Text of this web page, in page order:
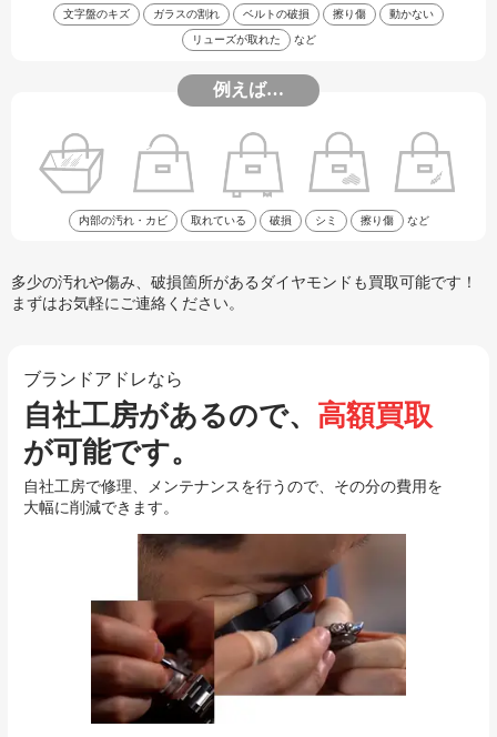
文字盤のキズ ガラスの割れ ベルトの破損 擦り傷 動かない
リューズが取れた など
例えば…
内部の汚れ・カビ 取れている 破損 シミ 擦り傷 など
多少の汚れや傷み、破損箇所があるダイヤモンドも買取可能です！
まずはお気軽にご連絡ください。
ブランドアドレなら
自社工房があるので、 高額買取
が可能です。
自社工房で修理、メンテナンスを行うので、その分の費用を
大幅に削減できます。